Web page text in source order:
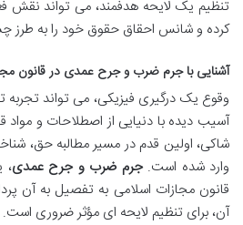
تنظیم یک لایحه هدفمند، می تواند نقش
کرده و شانس احقاق حقوق خود را به طرز
آشنایی با جرم ضرب و جرح عمدی در قانون
وقوع یک درگیری فیزیکی، می تواند تجربه
آسیب دیده با دنیایی از اصطلاحات و مواد
شاکی، اولین قدم در مسیر مطالبه حق،
وارد شده است.جرم ضرب و جرح عمدی،
قانون مجازات اسلامی به تفصیل به آن
آن، برای تنظیم لایحه ای مؤثر ضروری است.